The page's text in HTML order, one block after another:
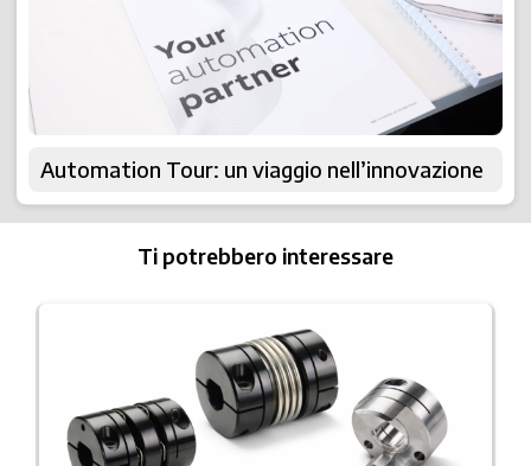
Automation Tour: un viaggio nell’innovazione
Ti potrebbero interessare